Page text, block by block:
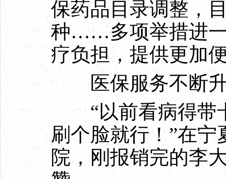
保药品目录调整，
种……多项举措进一
疗负担，提供更加
医保服务不断
“以前看病得带卡
刷个脸就行！”在
院，刚报销完的李